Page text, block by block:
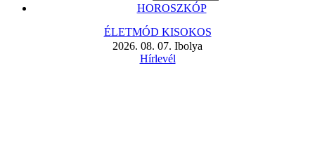
HOROSZKÓP
ÉLETMÓD KISOKOS
2026. 08. 07. Ibolya
Hírlevél